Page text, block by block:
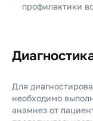
профилактики
Для
необходимо
анамнез от